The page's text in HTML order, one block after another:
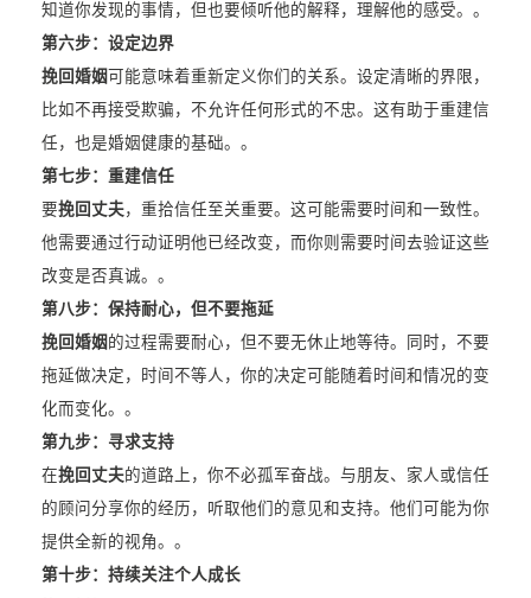
知道你发现的事情，但也要倾听他的解释，理解他的感受。。
第六步：设定边界
挽回婚姻 可能意味着重新定义你们的关系。设定清晰的界限，
比如不再接受欺骗，不允许任何形式的不忠。这有助于重建信
任，也是婚姻健康的基础。。
第七步：重建信任
要挽回丈夫，重拾信任至关重要。这可能需要时间和一致性。
他需要通过行动证明他已经改变，而你则需要时间去验证这些
改变是否真诚。。
第八步：保持耐心，但不要拖延
挽回婚姻 的过程需要耐心，但不要无休止地等待。同时，不要
拖延做决定，时间不等人，你的决定可能随着时间和情况的变
化而变化。。
第九步：寻求支持
在挽回丈夫的道路上，你不必孤军奋战。与朋友、家人或信任
的顾问分享你的经历，听取他们的意见和支持。他们可能为你
提供全新的视角。。
第十步：持续关注个人成长